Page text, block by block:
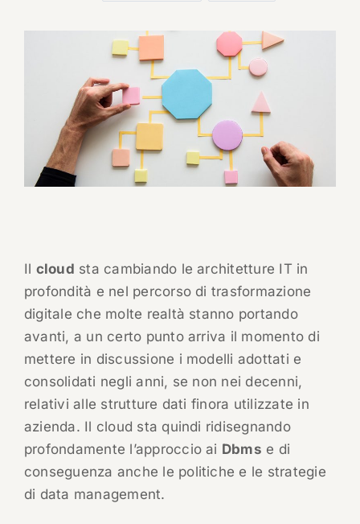
Il cloud sta cambiando le architetture IT in
profondità e nel percorso di trasformazione
digitale che molte realtà stanno portando
avanti, a un certo punto arriva il momento di
mettere in discussione i modelli adottati e
consolidati negli anni, se non nei decenni,
relativi alle strutture dati finora utilizzate in
azienda. Il cloud sta quindi ridisegnando
profondamente l’approccio ai Dbms e di
conseguenza anche le politiche e le strategie
di data management.